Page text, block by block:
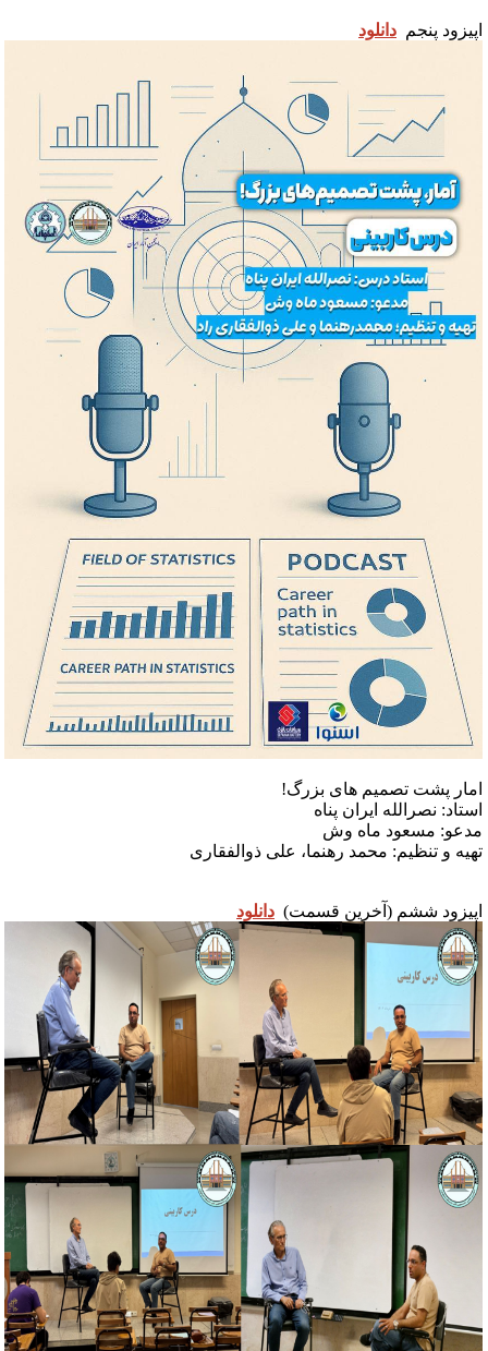
پنجم دانلود
پشت تصمیم های بزرگ!
نصرالله ایران پناه
مسعود ماه وش
و تنظیم: محمد رهنما، علی ذوالفقاری
ششم (آخرین قسمت)دانلود